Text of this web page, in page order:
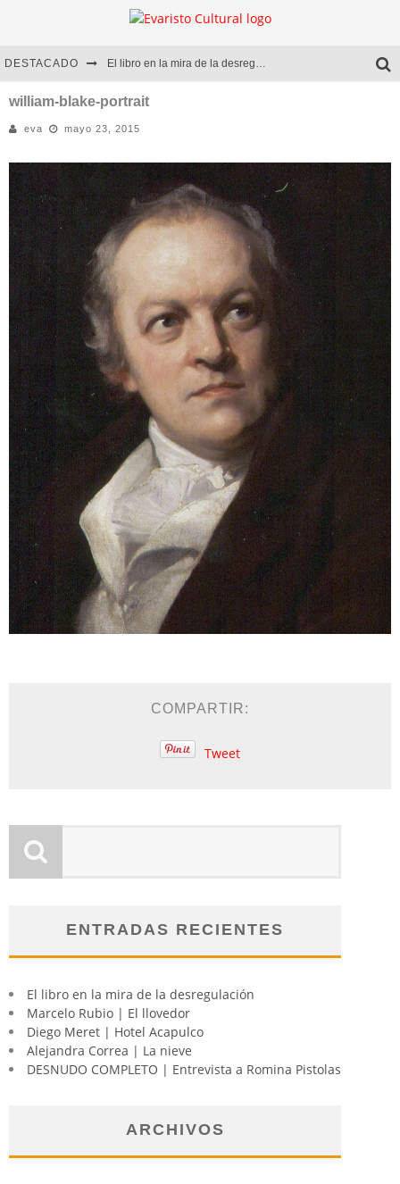
DESTACADO El libro en la mira de la desregulación
Marcelo Rubio | El llovedor
Diego Meret | Hotel Acapulco
Alejandra Correa | La nieve
william-blake-portrait
eva mayo 23, 2015
COMPARTIR:
Tweet
ENTRADAS RECIENTES
El libro en la mira de la desregulación
Marcelo Rubio | El llovedor
Diego Meret | Hotel Acapulco
Alejandra Correa | La nieve
DESNUDO COMPLETO | Entrevista a Romina Pistolas
ARCHIVOS